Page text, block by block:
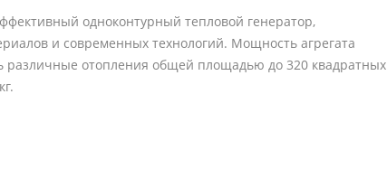
одноконтурный тепловой генератор,
и современных технологий. Мощность агрегата
различные отопления общей площадью до 320 квадратных